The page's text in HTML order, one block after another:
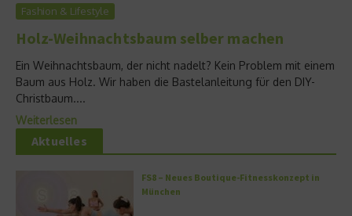
Fashion & Lifestyle
Holz-Weihnachtsbaum selber machen
Ein Weihnachtsbaum, der nicht nadelt? Kein Problem mit einem
Baum aus Holz. Wir haben die Bastelanleitung für den DIY-
Christbaum....
Weiterlesen
Aktuelles
FS8 – Neues Boutique-Fitnesskonzept in
München